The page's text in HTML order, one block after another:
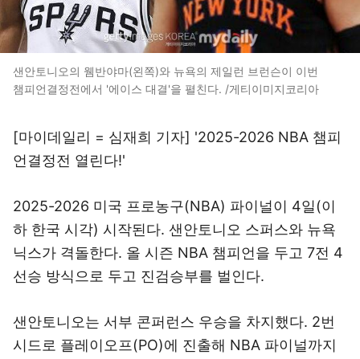
샌안토니오의 웸반야마(왼쪽)와 뉴욕의 제일런 브런슨이 이번
챔피언결정전에서 '에이스 대결'을 펼친다. /게티이미지코리아
[마이데일리 = 심재희 기자] '2025-2026 NBA 챔피
언결정전 열린다!'
2025-2026 미국 프로농구(NBA) 파이널이 4일(이
하 한국 시각) 시작된다. 샌안토니오 스퍼스와 뉴욕
닉스가 격돌한다. 올 시즌 NBA 챔피언을 두고 7전 4
선승 방식으로 두고 진검승부를 벌인다.
샌안토니오는 서부 콘퍼런스 우승을 차지했다. 2번
시드로 플레이오프(PO)에 진출해 NBA 파이널까지